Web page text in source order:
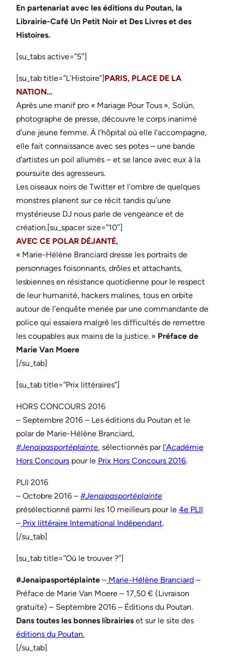
En partenariat avec les éditions du Poutan, la
Librairie-Café Un Petit Noir et Des Livres et des
Histoires.
[su_tabs active=”5″]
[su_tab title=”L’Histoire”]PARIS, PLACE DE LA
NATION…
Après une manif pro « Mariage Pour Tous », Solün,
photographe de presse, découvre le corps inanimé
d’une jeune femme. À l’hôpital où elle l’accompagne,
elle fait connaissance avec ses potes – une bande
d’artistes un poil allumés – et se lance avec eux à la
poursuite des agresseurs.
Les oiseaux noirs de Twitter et l’ombre de quelques
monstres planent sur ce récit tandis qu’une
mystérieuse DJ nous parle de vengeance et de
création.[su_spacer size=”10″]
AVEC CE POLAR DÉJANTÉ,
« Marie-Hélène Branciard dresse les portraits de
personnages foisonnants, drôles et attachants,
lesbiennes en résistance quotidienne pour le respect
de leur humanité, hackers malines, tous en orbite
autour de l’enquête menée par une commandante de
police qui essaiera malgré les difficultés de remettre
les coupables aux mains de la justice. » Préface de
Marie Van Moere
[/su_tab]
[su_tab title=”Prix littéraires”]
HORS CONCOURS 2016
– Septembre 2016 – Les éditions du Poutan et le
polar de Marie-Hélène Branciard,
#Jenaipasportéplainte, sélectionnés par l’Académie
Hors Concours pour le Prix Hors Concours 2016.
PLII 2016
– Octobre 2016 – #Jenaipasportéplainte
présélectionné parmi les 10 meilleurs pour le 4e PLII
– Prix littéraire International Indépendant.
[/su_tab]
[su_tab title=”Où le trouver ?”]
#Jenaipasportéplainte – Marie-Hélène Branciard –
Préface de Marie Van Moere – 17,50 € (Livraison
gratuite) – Septembre 2016 – Éditions du Poutan.
Dans toutes les bonnes librairies et sur le site des
éditions du Poutan.
[/su_tab]